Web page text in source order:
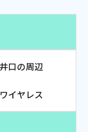
料金案内
の周辺
ヤレス